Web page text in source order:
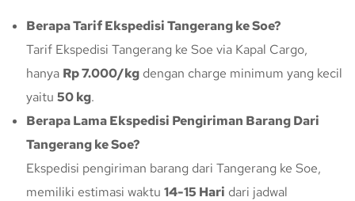
Berapa Tarif Ekspedisi Tangerang ke Soe?
Tarif Ekspedisi Tangerang ke Soe via Kapal Cargo,
hanya Rp 7.000/kg dengan charge minimum yang kecil
yaitu 50 kg.
Berapa Lama Ekspedisi Pengiriman Barang Dari
Tangerang ke Soe?
Ekspedisi pengiriman barang dari Tangerang ke Soe,
memiliki estimasi waktu 14-15 Hari dari jadwal